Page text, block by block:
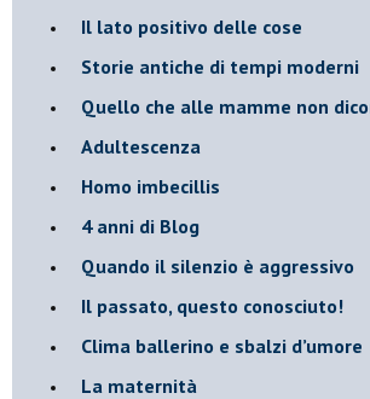
​Il lato positivo delle cose
​Storie antiche di tempi moderni
​Quello che alle mamme non
Adultescenza
Homo imbecillis
​4 anni di Blog
Quando il silenzio è aggressivo
​Il passato, questo conosciuto!
​Clima ballerino e sbalzi d’umore
La maternità